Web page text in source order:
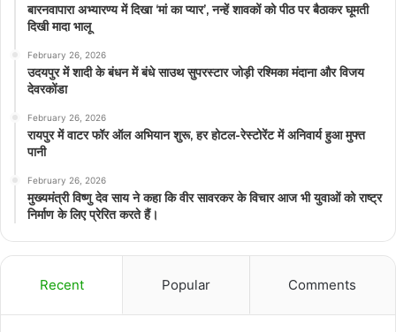
बारनवापारा अभ्यारण्य में दिखा ‘मां का प्यार’, नन्हें शावकों को पीठ पर बैठाकर घूमती
दिखी मादा भालू
February 26, 2026
उदयपुर में शादी के बंधन में बंधे साउथ सुपरस्टार जोड़ी रश्मिका मंदाना और विजय
देवरकोंडा
February 26, 2026
रायपुर में वाटर फॉर ऑल अभियान शुरू, हर होटल-रेस्टोरेंट में अनिवार्य हुआ मुफ्त
पानी
February 26, 2026
मुख्यमंत्री विष्णु देव साय ने कहा कि वीर सावरकर के विचार आज भी युवाओं को राष्ट्र
निर्माण के लिए प्रेरित करते हैं।
Recent Popular Comments